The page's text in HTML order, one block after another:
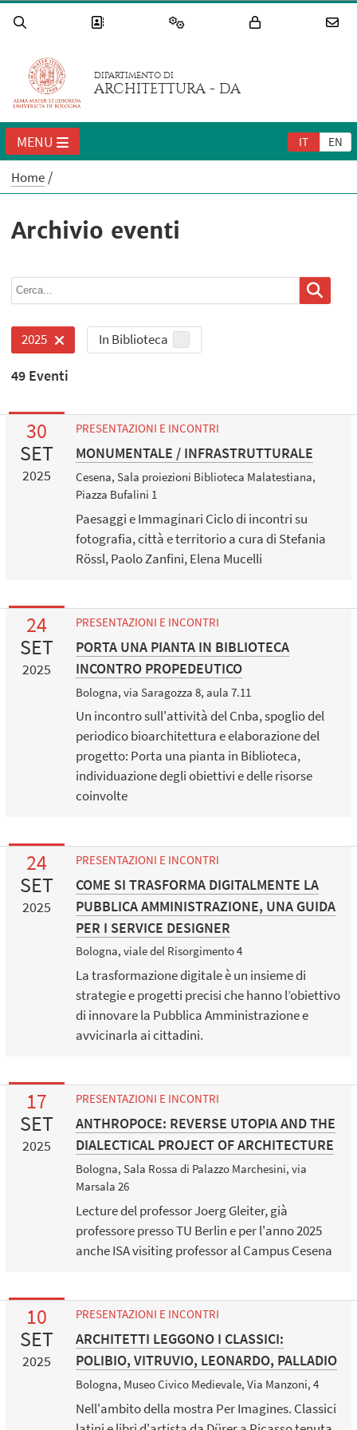
DIPARTIMENTO DI
ARCHITETTURA - DA
IT EN
MENU
Home
Archivio eventi
2025 In Biblioteca
49 Eventi
30
SET
2025
PRESENTAZIONI E INCONTRI
MONUMENTALE / INFRASTRUTTURALE
Cesena, Sala proiezioni Biblioteca Malatestiana,
Piazza Bufalini 1
Paesaggi e Immaginari Ciclo di incontri su
fotografia, città e territorio a cura di Stefania
Rössl, Paolo Zanfini, Elena Mucelli
24
SET
2025
PRESENTAZIONI E INCONTRI
PORTA UNA PIANTA IN BIBLIOTECA
INCONTRO PROPEDEUTICO
Bologna, via Saragozza 8, aula 7.11
Un incontro sull'attività del Cnba, spoglio del
periodico bioarchitettura e elaborazione del
progetto: Porta una pianta in Biblioteca,
individuazione degli obiettivi e delle risorse
coinvolte
24
SET
2025
PRESENTAZIONI E INCONTRI
COME SI TRASFORMA DIGITALMENTE LA
PUBBLICA AMMINISTRAZIONE, UNA GUIDA
PER I SERVICE DESIGNER
Bologna, viale del Risorgimento 4
La trasformazione digitale è un insieme di
strategie e progetti precisi che hanno l’obiettivo
di innovare la Pubblica Amministrazione e
avvicinarla ai cittadini.
17
SET
2025
PRESENTAZIONI E INCONTRI
ANTHROPOCE: REVERSE UTOPIA AND THE
DIALECTICAL PROJECT OF ARCHITECTURE
Bologna, Sala Rossa di Palazzo Marchesini, via
Marsala 26
Lecture del professor Joerg Gleiter, già
professore presso TU Berlin e per l'anno 2025
anche ISA visiting professor al Campus Cesena
10
SET
2025
PRESENTAZIONI E INCONTRI
ARCHITETTI LEGGONO I CLASSICI:
POLIBIO, VITRUVIO, LEONARDO, PALLADIO
Bologna, Museo Civico Medievale, Via Manzoni, 4
Nell'ambito della mostra Per Imagines. Classici